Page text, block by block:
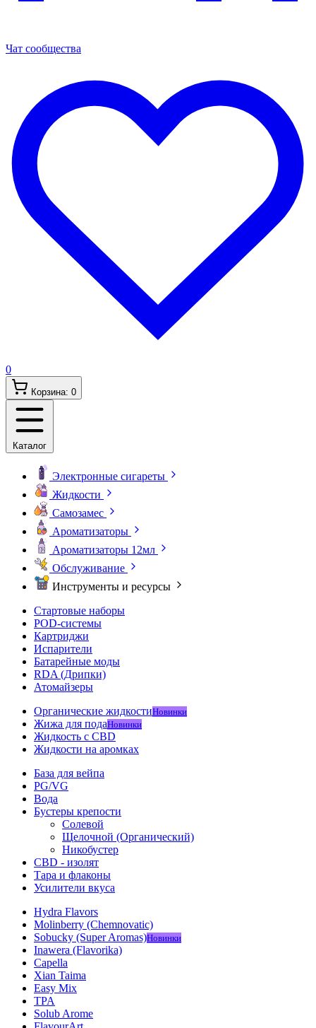
Чат сообщества
0
Корзина: 0
Каталог
Электронные сигареты
Жидкости
Самозамес
Ароматизаторы
Ароматизаторы 12мл
Обслуживание
Инструменты и ресурсы
Стартовые наборы
POD-системы
Картриджи
Испарители
Батарейные моды
RDA (Дрипки)
Атомайзеры
Органические жидкостиНовинки
Жижа для подаНовинки
Жидкость с CBD
Жидкости на аромках
База для вейпа
PG/VG
Вода
Бустеры крепости
Солевой
Щелочной (Органический)
Никобустер
CBD - изолят
Тара и флаконы
Усилители вкуса
Hydra Flavors
Molinberry (Chemnovatic)
Sobucky (Super Aromas)Новинки
Inawera (Flavorika)
Capella
Xian Taima
Easy Mix
TPA
Solub Arome